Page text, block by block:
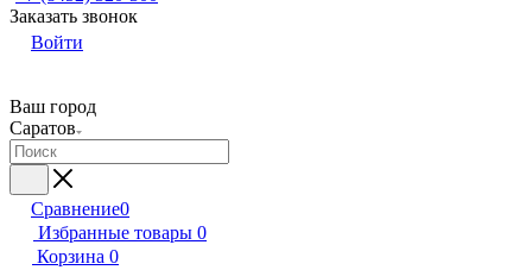
Заказать звонок
Войти
Ваш город
Саратов
Сравнение0
Избранные товары 0
Корзина 0